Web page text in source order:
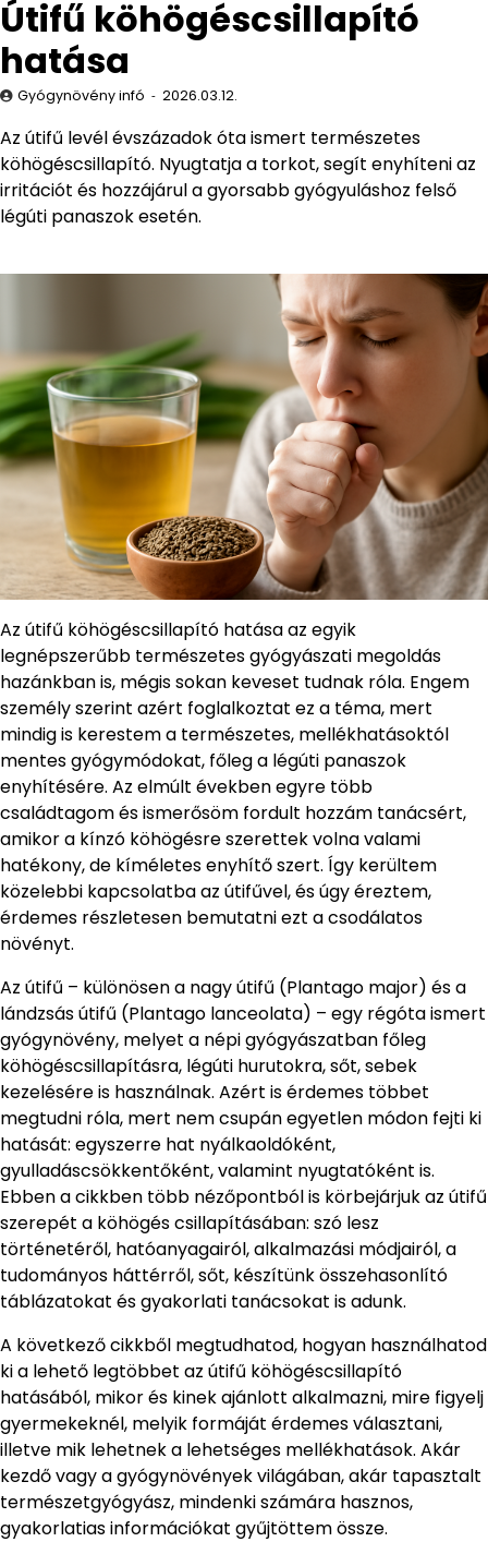
Útifű köhögéscsillapító
hatása
Gyógynövény infó 2026.03.12.
Az útifű levél évszázadok óta ismert természetes
köhögéscsillapító. Nyugtatja a torkot, segít enyhíteni az
irritációt és hozzájárul a gyorsabb gyógyuláshoz felső
légúti panaszok esetén.
Az útifű köhögéscsillapító hatása az egyik
legnépszerűbb természetes gyógyászati megoldás
hazánkban is, mégis sokan keveset tudnak róla. Engem
személy szerint azért foglalkoztat ez a téma, mert
mindig is kerestem a természetes, mellékhatásoktól
mentes gyógymódokat, főleg a légúti panaszok
enyhítésére. Az elmúlt években egyre több
családtagom és ismerősöm fordult hozzám tanácsért,
amikor a kínzó köhögésre szerettek volna valami
hatékony, de kíméletes enyhítő szert. Így kerültem
közelebbi kapcsolatba az útifűvel, és úgy éreztem,
érdemes részletesen bemutatni ezt a csodálatos
növényt.
Az útifű – különösen a nagy útifű (Plantago major) és a
lándzsás útifű (Plantago lanceolata) – egy régóta ismert
gyógynövény, melyet a népi gyógyászatban főleg
köhögéscsillapításra, légúti hurutokra, sőt, sebek
kezelésére is használnak. Azért is érdemes többet
megtudni róla, mert nem csupán egyetlen módon fejti ki
hatását: egyszerre hat nyálkaoldóként,
gyulladáscsökkentőként, valamint nyugtatóként is.
Ebben a cikkben több nézőpontból is körbejárjuk az útifű
szerepét a köhögés csillapításában: szó lesz
történetéről, hatóanyagairól, alkalmazási módjairól, a
tudományos háttérről, sőt, készítünk összehasonlító
táblázatokat és gyakorlati tanácsokat is adunk.
A következő cikkből megtudhatod, hogyan használhatod
ki a lehető legtöbbet az útifű köhögéscsillapító
hatásából, mikor és kinek ajánlott alkalmazni, mire figyelj
gyermekeknél, melyik formáját érdemes választani,
illetve mik lehetnek a lehetséges mellékhatások. Akár
kezdő vagy a gyógynövények világában, akár tapasztalt
természetgyógyász, mindenki számára hasznos,
gyakorlatias információkat gyűjtöttem össze.